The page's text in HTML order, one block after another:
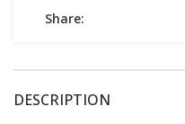
Share:
DESCRIPTION